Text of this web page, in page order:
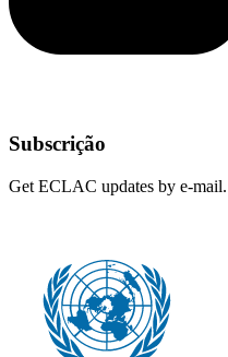
Subscrição
Get ECLAC updates by e-mail.